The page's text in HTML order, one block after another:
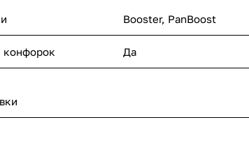
Booster, PanBoost
конфорок Да